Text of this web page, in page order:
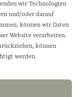
wir Technologien
und/oder darauf
können wir Daten
Website verarbeiten.
können
werden.
Innere